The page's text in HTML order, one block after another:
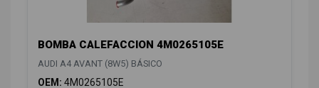
BOMBA CALEFACCION 4M0265105E
AUDI A4 AVANT (8W5) BÁSICO
OEM: 4M0265105E